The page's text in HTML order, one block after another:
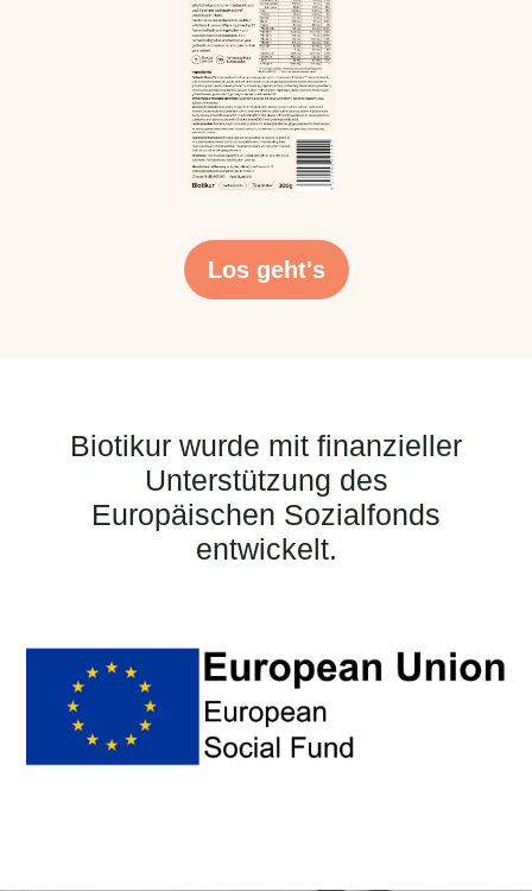
Los geht's
Biotikur wurde mit finanzieller
Unterstützung des
Europäischen Sozialfonds
entwickelt.